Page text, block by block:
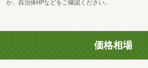
か、自治体HPなどをご確認ください。
価格相場